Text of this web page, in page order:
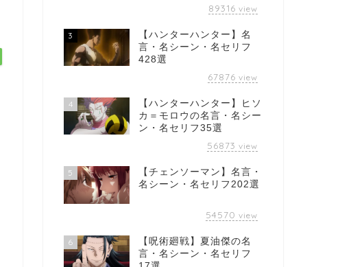
89316 view
3
【ハンターハンター】名
言・名シーン・名セリフ
428選
67876 view
4
【ハンターハンター】ヒソ
カ＝モロウの名言・名シー
ン・名セリフ35選
56873 view
5
【チェンソーマン】名言・
名シーン・名セリフ202選
54570 view
6
【呪術廻戦】夏油傑の名
言・名シーン・名セリフ